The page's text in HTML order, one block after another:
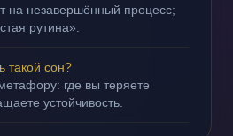
на незавершённый процесс;
рутина».
такой сон?
где вы теряете
устойчивость.